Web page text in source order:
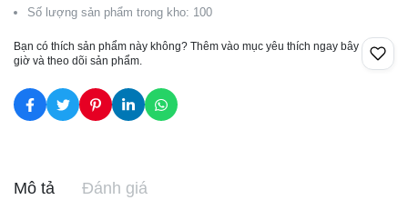
Số lượng sản phẩm trong kho: 100
Bạn có thích sản phẩm này không? Thêm vào mục yêu thích ngay bây
giờ và theo dõi sản phẩm.
Mô tả Đánh giá